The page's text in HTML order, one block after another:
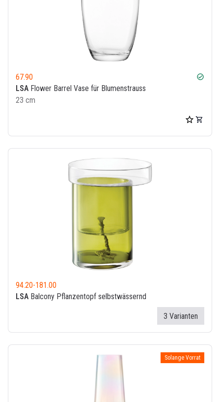
67.90 check_circle
LSA Flower Barrel Vase für Blumenstrauss
23 cm
94.20-181.00
LSA Balcony Pflanzentopf selbstwässernd
3 Varianten
Solange Vorrat